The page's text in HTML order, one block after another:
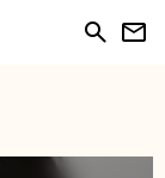
search newsletter